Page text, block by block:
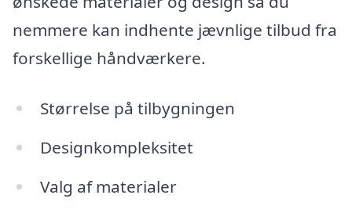
nemmere kan indhente jævnlige tilbud fra
forskellige håndværkere.
Størrelse på tilbygningen
Designkompleksitet
Valg af materialer